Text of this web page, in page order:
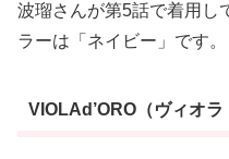
波瑠さんが第5話で着用し
ラーは「ネイビー」です。
VIOLAd’ORO（ヴィオ